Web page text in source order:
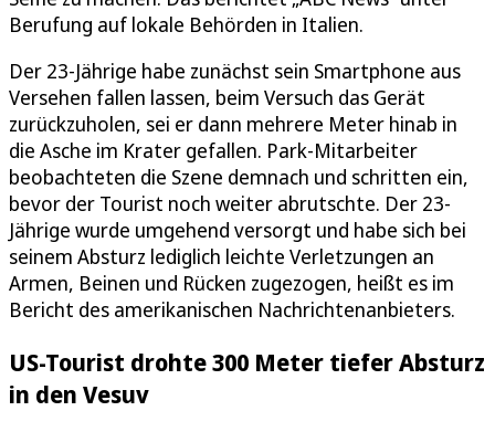
Berufung auf lokale Behörden in Italien.
Der 23-Jährige habe zunächst sein Smartphone aus
Versehen fallen lassen, beim Versuch das Gerät
zurückzuholen, sei er dann mehrere Meter hinab in
die Asche im Krater gefallen. Park-Mitarbeiter
beobachteten die Szene demnach und schritten ein,
bevor der Tourist noch weiter abrutschte. Der 23-
Jährige wurde umgehend versorgt und habe sich bei
seinem Absturz lediglich leichte Verletzungen an
Armen, Beinen und Rücken zugezogen, heißt es im
Bericht des amerikanischen Nachrichtenanbieters.
US-Tourist drohte 300 Meter tiefer Absturz
in den Vesuv